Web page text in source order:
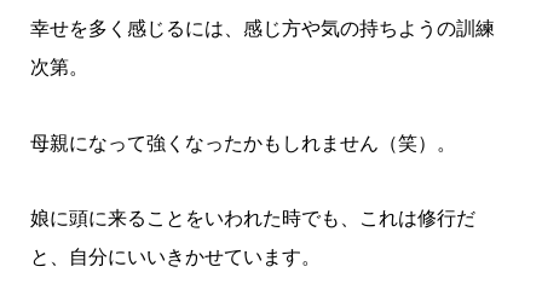
幸せを多く感じるには、感じ方や気の持ちようの訓練
次第。
母親になって強くなったかもしれません（笑）。
娘に頭に来ることをいわれた時でも、これは修行だ
と、自分にいいきかせています。